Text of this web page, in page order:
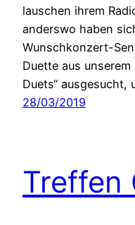
lauschen ihrem
anderswo haben
Wunschkonzert-
Duette aus unserem
Duets“ ausgesucht,
28/03/2019
Treffen